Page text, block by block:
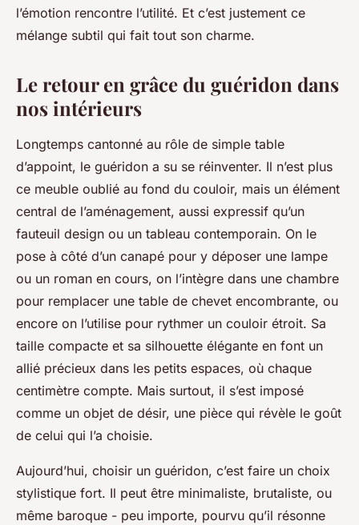
l’émotion rencontre l’utilité. Et c’est justement ce
mélange subtil qui fait tout son charme.
Le retour en grâce du guéridon dans
nos intérieurs
Longtemps cantonné au rôle de simple table
d’appoint, le guéridon a su se réinventer. Il n’est plus
ce meuble oublié au fond du couloir, mais un élément
central de l’aménagement, aussi expressif qu’un
fauteuil design ou un tableau contemporain. On le
pose à côté d’un canapé pour y déposer une lampe
ou un roman en cours, on l’intègre dans une chambre
pour remplacer une table de chevet encombrante, ou
encore on l’utilise pour rythmer un couloir étroit. Sa
taille compacte et sa silhouette élégante en font un
allié précieux dans les petits espaces, où chaque
centimètre compte. Mais surtout, il s’est imposé
comme un objet de désir, une pièce qui révèle le goût
de celui qui l’a choisie.
Aujourd’hui, choisir un guéridon, c’est faire un choix
stylistique fort. Il peut être minimaliste, brutaliste, ou
même baroque - peu importe, pourvu qu’il résonne